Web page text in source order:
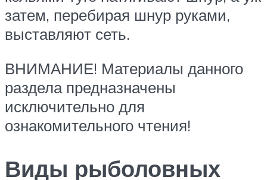
затем, перебирая шнур руками,
выставляют сеть.
ВНИМАНИЕ! Материалы данного
раздела предназначены
исключительно для
ознакомительного чтения!
Виды рыболовных